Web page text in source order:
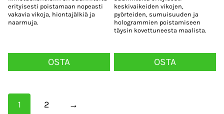
erityisesti poistamaan nopeasti
vakavia vikoja, hiontajälkiä ja
naarmuja.
OSTA
keskivaikeiden vikojen,
pyörteiden, sumuisuuden ja
hologrammien poistamiseen
täysin kovettuneesta maalista.
OSTA
1 2 →